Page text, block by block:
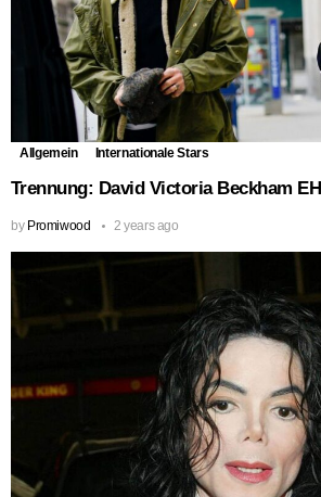
Allgemein Internationale Stars
Trennung: David Victoria Beckham
by Promiwood 2 years ago